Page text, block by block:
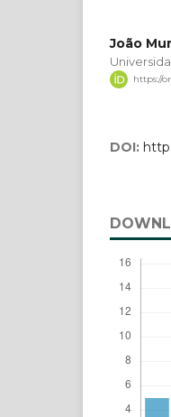
João
https://
DOI: